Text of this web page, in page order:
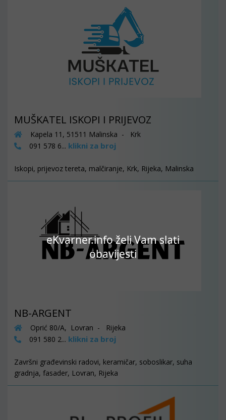
eKvarner.info želi Vam slati
obavijesti
MUŠKATEL ISKOPI I PRIJEVOZ
Kapela 11, 51511 Malinska - Krk
091 578 6... klikni za broj
Iskopi, prijevoz tereta, malčiranje, Krk, Rijeka, Malinska
NB-ARGENT
Oprić 80/A, Lovran - Rijeka
091 580 2... klikni za broj
Završni građevinski radovi, keramičar, soboslikar, suha
gradnja, fasader, Lovran, Rijeka